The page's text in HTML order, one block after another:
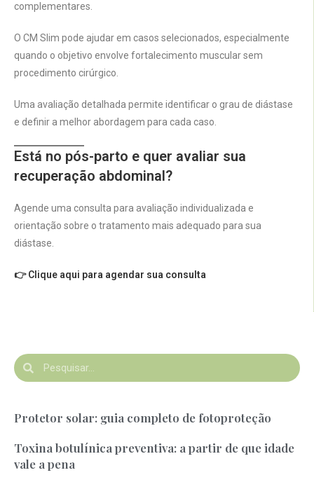
complementares.
O CM Slim pode ajudar em casos selecionados, especialmente
quando o objetivo envolve fortalecimento muscular sem
procedimento cirúrgico.
Uma avaliação detalhada permite identificar o grau de diástase
e definir a melhor abordagem para cada caso.
Está no pós-parto e quer avaliar sua
recuperação abdominal?
Agende uma consulta para avaliação individualizada e
orientação sobre o tratamento mais adequado para sua
diástase.
👉 Clique aqui para agendar sua consulta
Protetor solar: guia completo de fotoproteção
Toxina botulínica preventiva: a partir de que idade
vale a pena